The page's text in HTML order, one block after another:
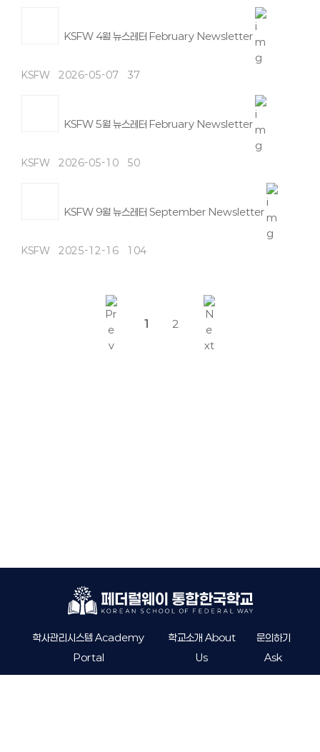
KSFW 4월 뉴스레터 February Newsletter
KSFW 2026-05-07 37
KSFW 5월 뉴스레터 February Newsletter
KSFW 2026-05-10 50
KSFW 9월 뉴스레터 September Newsletter
KSFW 2025-12-16 104
1 2
학사관리시스템 Academy
Portal
학교소개 About
Us
문의하기
Ask